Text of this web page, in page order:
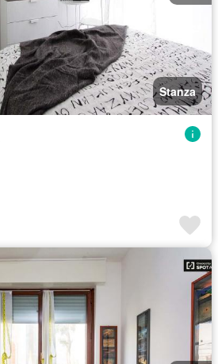
Stanza